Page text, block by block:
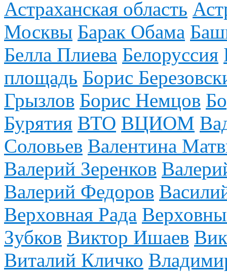
Астраханская область
Москвы Барак Обама
Белла Плиева Белоруссия
площадь Борис
Грызлов Борис Немцов
Бурятия ВТО ВЦИОМ
Соловьев Валентина
Валерий Зеренков
Валерий Федоров
Верховная Рада
Зубков Виктор Ишаев
Виталий Кличко